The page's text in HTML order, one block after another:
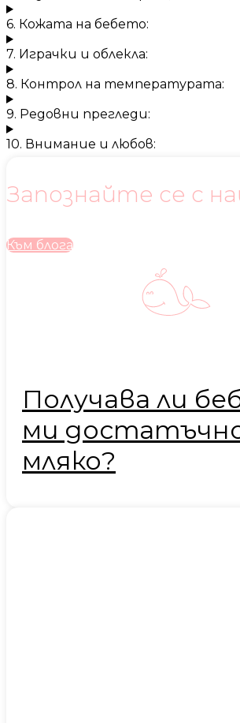
6. Кожата на бебето:
7. Играчки и облекла:
8. Контрол на температурата:
9. Редовни прегледи:
10. Внимание и любов:
Запознайте се с
Към блога
Получава ли
ми
мляко?